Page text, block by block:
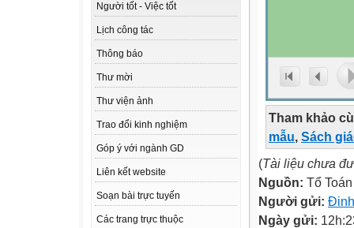
Người tốt - Việc tốt
Lịch công tác
Thông báo
Thư mời
Thư viện ảnh
Trao đổi kinh nghiệm
Góp ý với ngành GD
Liên kết website
Soạn bài trực tuyến
Các trang trực thuộc
Tham khảo
mẫu, Sách
(Tài liệu chưa
Nguồn: Tổ Toán
Người gửi:
Ngày gửi: